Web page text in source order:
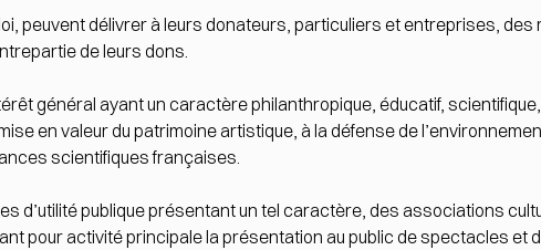
peuvent délivrer à leurs donateurs, particuliers et entreprises, des
de leurs dons.
général ayant un caractère philanthropique, éducatif,
en valeur du patrimoine artistique, à la défense de
scientifiques françaises.
d’utilité publique présentant un tel caractère, des associations
pour activité principale la présentation au public de spectacles et